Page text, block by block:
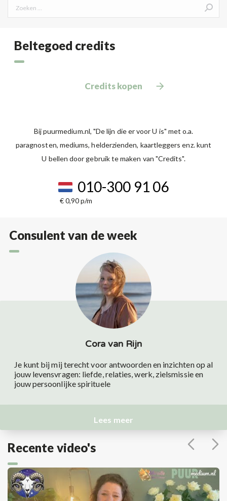
Search:
Beltegoed credits
Credits kopen
Bij puurmedium.nl, "De lijn die er voor U is" met o.a.
paragnosten, mediums, helderzienden, kaartleggers enz. kunt
U bellen door gebruik te maken van "Credits".
010-300 91 06
€ 0,90 p/m
Consulent van de week
Cora van Rijn
Je kunt bij mij terecht voor antwoorden en inzichten op al
jouw levensvragen: liefde, relaties, werk, zielsmissie en
jouw persoonlijke spirituele
Lees meer
Recente video's